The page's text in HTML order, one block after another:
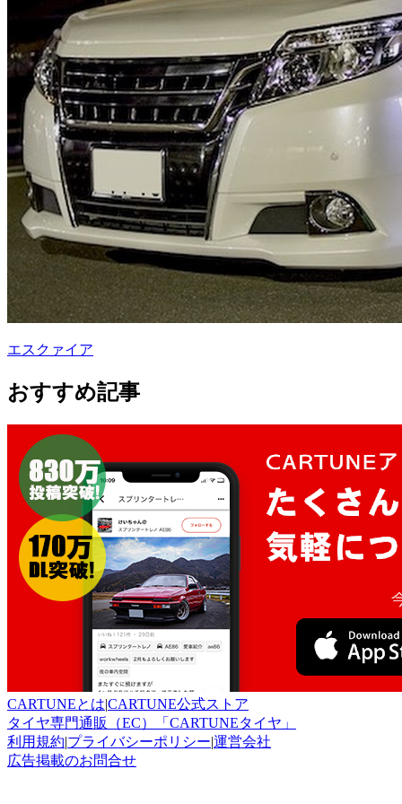
エスクァイア
おすすめ記事
CARTUNEとは|CARTUNE公式ストア
タイヤ専門通販（EC）「CARTUNEタイヤ」
利用規約|プライバシーポリシー|運営会社
広告掲載のお問合せ